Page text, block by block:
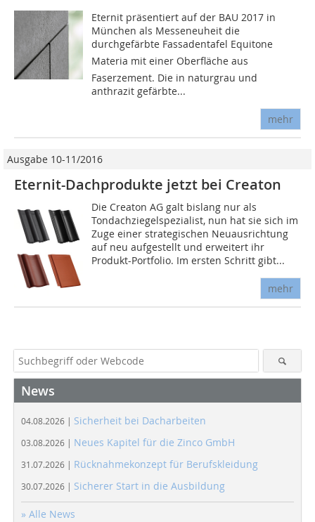
Eternit präsentiert auf der BAU 2017 in
München als Messeneuheit die
durchgefärbte Fassadentafel Equitone
Materia mit einer Oberfläche aus
Faserzement. Die in naturgrau und
anthrazit gefärbte...
mehr
Ausgabe 10-11/2016
Eternit-Dachprodukte jetzt bei Creaton
Die Creaton AG galt bislang nur als
Tondachziegelspezialist, nun hat sie sich im
Zuge einer strategischen Neuausrichtung
auf neu aufgestellt und erweitert ihr
Produkt-Portfolio. Im ersten Schritt gibt...
mehr
News
04.08.2026 | Sicherheit bei Dacharbeiten
03.08.2026 | Neues Kapitel für die Zinco GmbH
31.07.2026 | Rücknahmekonzept für Berufskleidung
30.07.2026 | Sicherer Start in die Ausbildung
» Alle News